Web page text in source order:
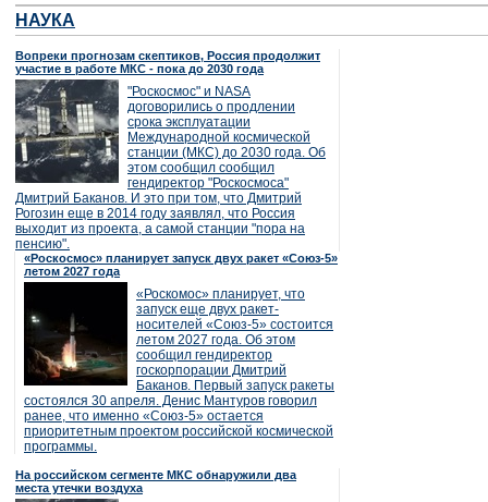
НАУКА
Вопреки прогнозам скептиков, Россия продолжит
участие в работе МКС - пока до 2030 года
"Роскосмос" и NASA
договорились о продлении
срока эксплуатации
Международной космической
станции (МКС) до 2030 года. Об
этом сообщил сообщил
гендиректор "Роскосмоса"
Дмитрий Баканов. И это при том, что Дмитрий
Рогозин еще в 2014 году заявлял, что Россия
выходит из проекта, а самой станции "пора на
пенсию".
«Роскосмос» планирует запуск двух ракет «Союз-5»
летом 2027 года
«Роскомос» планирует, что
запуск еще двух ракет-
носителей «Союз-5» состоится
летом 2027 года. Об этом
сообщил гендиректор
госкорпорации Дмитрий
Баканов. Первый запуск ракеты
состоялся 30 апреля. Денис Мантуров говорил
ранее, что именно «Союз-5» остается
приоритетным проектом российской космической
программы.
На российском сегменте МКС обнаружили два
места утечки воздуха